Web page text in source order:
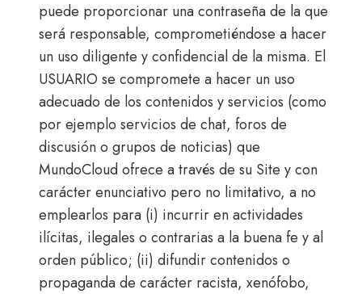
puede proporcionar una contraseña de la que
será responsable, comprometiéndose a hacer
un uso diligente y confidencial de la misma. El
USUARIO se compromete a hacer un uso
adecuado de los contenidos y servicios (como
por ejemplo servicios de chat, foros de
discusión o grupos de noticias) que
MundoCloud ofrece a través de su Site y con
carácter enunciativo pero no limitativo, a no
emplearlos para (i) incurrir en actividades
ilícitas, ilegales o contrarias a la buena fe y al
orden público; (ii) difundir contenidos o
propaganda de carácter racista, xenófobo,